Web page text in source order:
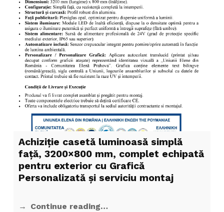
Achiziție casetă luminoasă simplă
față, 3200×800 mm, complet echipată
pentru exterior cu Grafică
Personalizată și serviciu montaj
Continue reading…